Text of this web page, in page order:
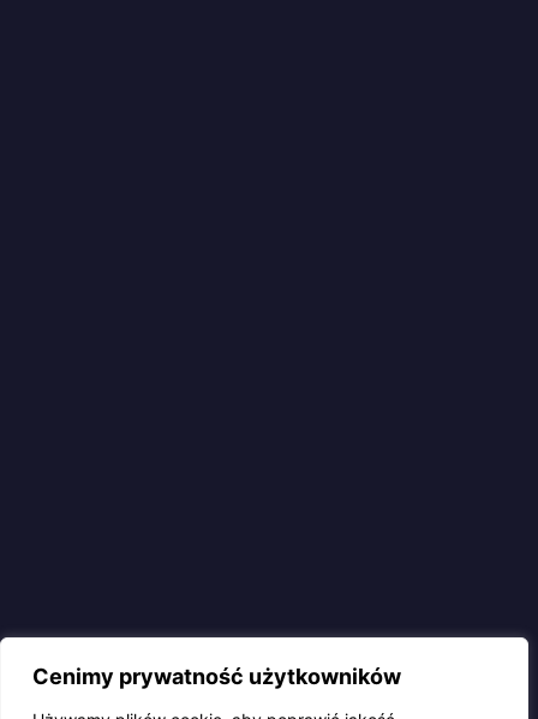
Cenimy prywatność użytkowników